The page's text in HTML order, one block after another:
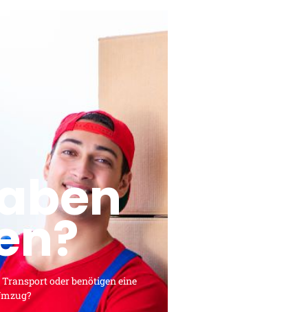
Transport oder benötigen eine